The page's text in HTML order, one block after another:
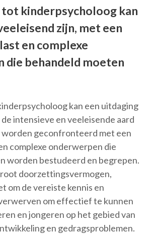
kinderpsycholoog kan
zijn, met een
en complexe
die behandeld moeten
kan een uitdaging
intensieve en veeleisende aard
worden geconfronteerd met een
complexe onderwerpen die
worden bestudeerd en begrepen.
doorzettingsvermogen,
om de vereiste kennis en
om effectief te kunnen
en jongeren op het gebied van
en gedragsproblemen.